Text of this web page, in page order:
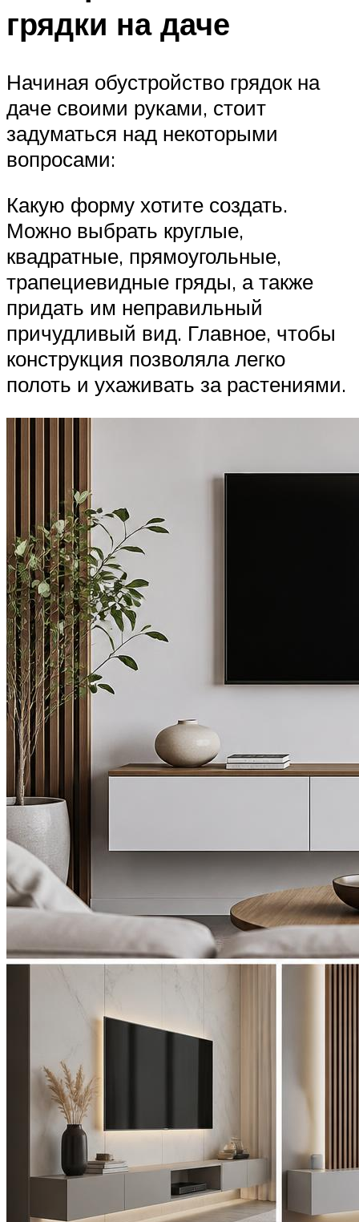
грядки на даче
Начиная обустройство грядок на
даче своими руками, стоит
задуматься над некоторыми
вопросами:
Какую форму хотите создать.
Можно выбрать круглые,
квадратные, прямоугольные,
трапециевидные гряды, а также
придать им неправильный
причудливый вид. Главное, чтобы
конструкция позволяла легко
полоть и ухаживать за растениями.